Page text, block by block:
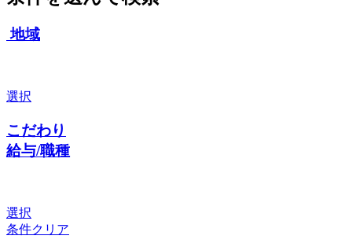
地域
選択
こだわり
給与/職種
選択
条件クリア